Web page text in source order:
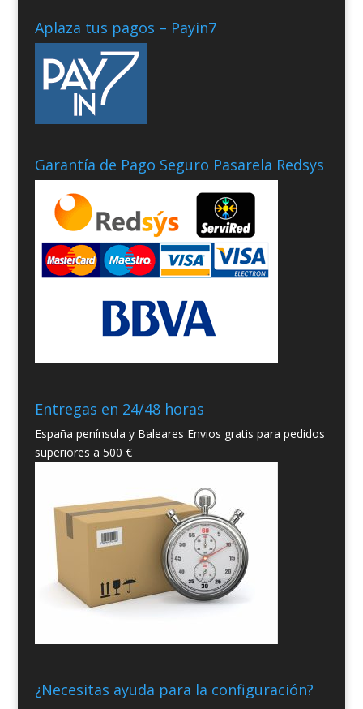
Aplaza tus pagos – Payin7
Garantía de Pago Seguro Pasarela Redsys
Entregas en 24/48 horas
España península y Baleares Envios gratis para pedidos
superiores a 500 €
¿Necesitas ayuda para la configuración?